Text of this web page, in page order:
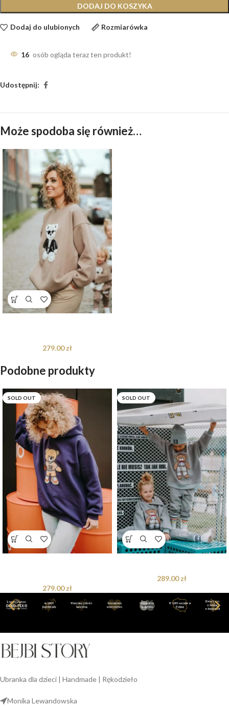
DODAJ DO KOSZYKA
Dodaj do ulubionych Rozmiarówka
16 osób ogląda teraz ten produkt!
Udostępnij:
Może spodoba się również…
279.00zł
Podobne produkty
SOLD OUT
279.00zł
SOLD OUT
289.00zł
Ubranka dla dzieci | Handmade | Rękodzieło
Monika Lewandowska